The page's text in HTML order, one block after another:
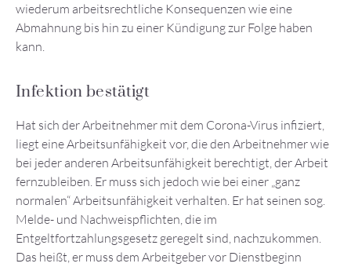
wiederum arbeitsrechtliche Konsequenzen wie eine
Abmahnung bis hin zu einer Kündigung zur Folge haben
kann.
Infektion bestätigt
Hat sich der Arbeitnehmer mit dem Corona-Virus infiziert,
liegt eine Arbeitsunfähigkeit vor, die den Arbeitnehmer wie
bei jeder anderen Arbeitsunfähigkeit berechtigt, der Arbeit
fernzubleiben. Er muss sich jedoch wie bei einer „ganz
normalen“ Arbeitsunfähigkeit verhalten. Er hat seinen sog.
Melde- und Nachweispflichten, die im
Entgeltfortzahlungsgesetz geregelt sind, nachzukommen.
Das heißt, er muss dem Arbeitgeber vor Dienstbeginn